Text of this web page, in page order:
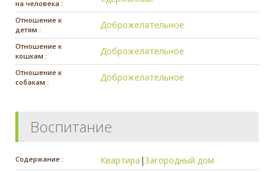
на человека :
Отношение к
детям :
Доброжелательное
Отношение к
кошкам :
Доброжелательное
Отношение к
собакам :
Доброжелательное
Воспитание
Содержание : Квартира |Загородный дом